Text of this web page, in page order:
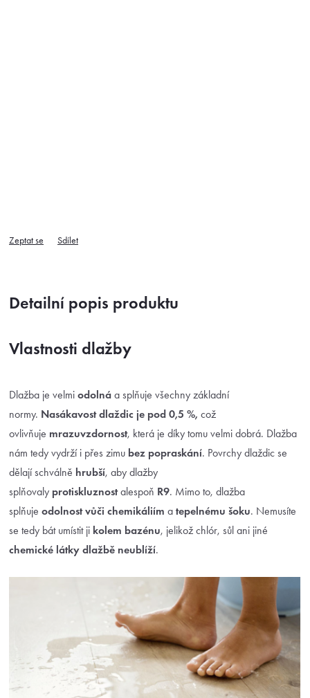
Zeptat se Sdílet
Detailní popis produktu
Vlastnosti dlažby
Dlažba je velmi odolná a splňuje všechny základní
normy. Nasákavost dlaždic je pod 0,5 %, což
ovlivňuje mrazuvzdornost, která je díky tomu velmi dobrá. Dlažba
nám tedy vydrží i přes zimu bez popraskání. Povrchy dlaždic se
dělají schválně hrubší, aby dlažby
splňovaly protiskluznostalespoň R9. Mimo to, dlažba
splňuje odolnost vůči chemikáliím a tepelnému šoku. Nemusíte
se tedy bát umístit ji kolem bazénu, jelikož chlór, sůl ani jiné
chemické látky dlažbě neublíží.